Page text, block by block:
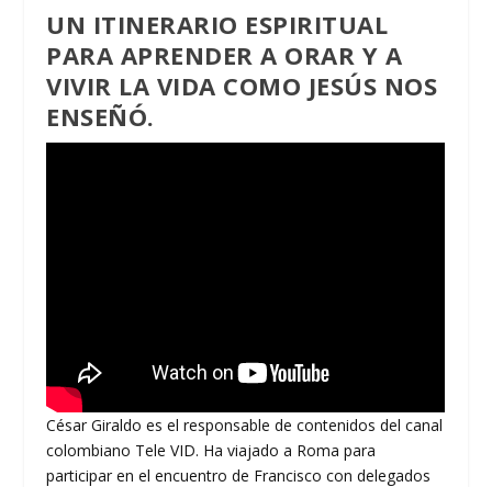
UN ITINERARIO ESPIRITUAL
PARA APRENDER A ORAR Y A
VIVIR LA VIDA COMO JESÚS NOS
ENSEÑÓ.
César Giraldo es el responsable de contenidos del canal
colombiano Tele VID. Ha viajado a Roma para
participar en el encuentro de Francisco con delegados